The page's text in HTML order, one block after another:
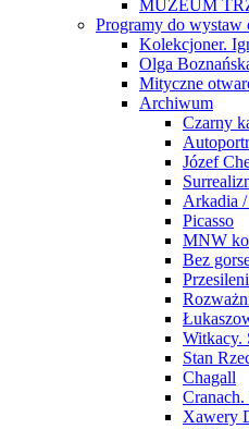
MUZEUM
Programy do wystaw
Kolekcjoner.
Olga
Mityczne
Archiwum
Czarny
Józef
Arkadia
Picasso
MNW
Bez
Witkacy.
Stan
Chagall
Xawery